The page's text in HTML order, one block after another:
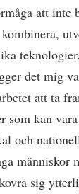
att inte
det mig
att ta
som kan
och
människor
sig